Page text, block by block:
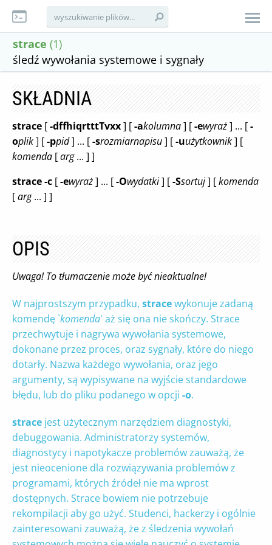
strace (1)
śledź wywołania systemowe i sygnały
SKŁADNIA
strace [-dffhiqrtttTvxx] [-akolumna] [-ewyraż] ... [-
oplik] [-ppid] ... [-srozmiarnapisu] [-uużytkownik] [
komenda [arg... ] ]
strace-c [-ewyraż] ... [-Owydatki] [-Ssortuj] [komenda
[arg... ] ]
OPIS
Uwaga! To tłumaczenie może być nieaktualne!
W najprostszym przypadku, stracewykonuje zadaną
komendę `komenda' aż się ona nie skończy. Strace
przechwytuje i nagrywa wywołania systemowe,
dokonane przez proces, oraz sygnały, które do niego
dotarły. Nazwa każdego wywołania, oraz jego
argumenty, są wypisywane na wyjście standardowe
błędu, lub do pliku podanego w opcji -o.
strace jest użytecznym narzędziem diagnostyki,
debuggowania. Administratorzy systemów,
diagnostycy i napotykacze problemów zauważą, że
jest nieocenione dla rozwiązywania problemów z
programami, których źródeł nie ma wprost
dostępnych. Strace bowiem nie potrzebuje
rekompilacji aby go użyć. Studenci, hackerzy i ogólnie
zainteresowani zauważą, że z śledzenia wywołań